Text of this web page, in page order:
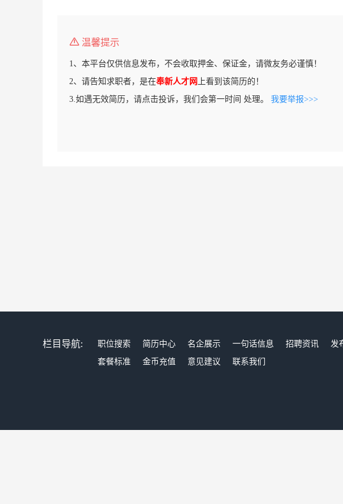
温馨提示
1、本平台仅供信息发布，不会收取押金、保证金，请微友务必谨慎！
2、请告知求职者，是在奉新人才网 上看到该简历的！
3.如遇无效简历，请点击投诉，我们会第一时间 处理。 我要举报>>>
栏目导航: 职位搜索 简历中心 名企展示 一句话信息 招聘资讯 发
套餐标准
金币充值 意见建议 联系我们